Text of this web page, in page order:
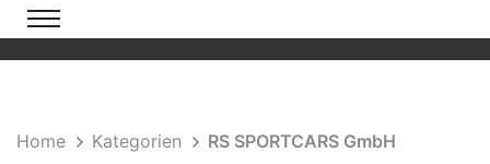
Home Kategorien
RS SPORTCARS GmbH